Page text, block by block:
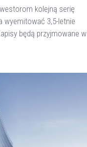
kolejną serię
wyemitować 3,5-letnie
będą przyjmowane w